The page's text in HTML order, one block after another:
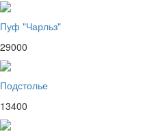
Пуф "Чарльз"
29000
Подстолье
13400